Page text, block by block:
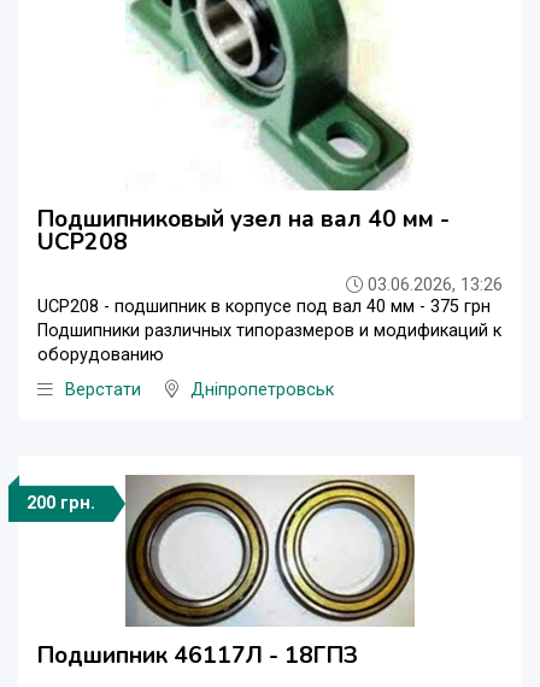
Подшипниковый узел на вал 40 мм -
UCP208
03.06.2026, 13:26
UCP208 - подшипник в корпусе под вал 40 мм - 375 грн
Подшипники различных типоразмеров и модификаций к
оборудованию
Верстати
Дніпропетровськ
200 грн.
Подшипник 46117Л - 18ГПЗ